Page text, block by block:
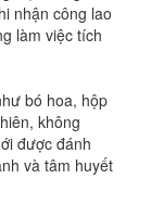
nhận công lao
làm việc tích
bó hoa, hộp
không
được đánh
và tâm huyết